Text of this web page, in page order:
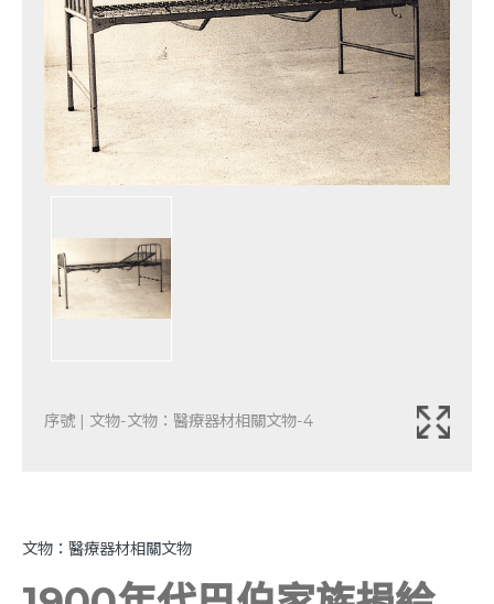
序號 | 文物-文物：醫療器材相關文物-4
文物：醫療器材相關文物